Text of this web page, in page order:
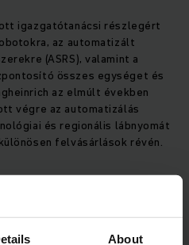
About
igazgatótanácsi részlegért
az automatizált
(ASRS), valamint a
összes egységet és
az elmúlt években
végre az automatizálás
és regionális lábnyomát
felvásárlások révén.
felügyelőbizottságának
számára a
bír és jelentős
Udo Panenkával egy